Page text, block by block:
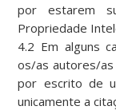
por estarem
Propriedade
4.2 Em alguns
os/as autores/
por escrito de
unicamente a